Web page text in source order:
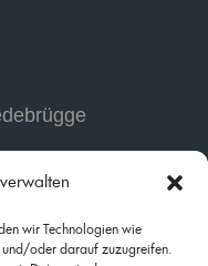
wir Technologien wie
und/oder darauf zuzugreifen.